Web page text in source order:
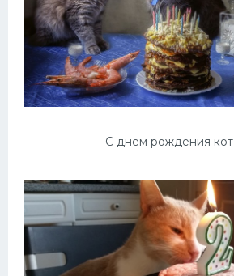
С днем рождения кот